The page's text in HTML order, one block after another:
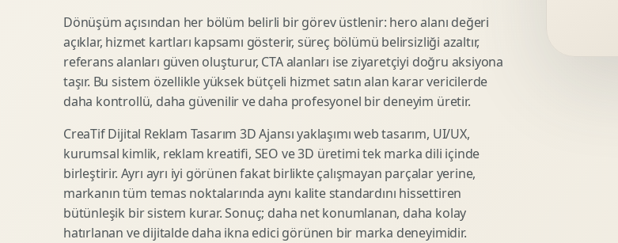
Shopify Tasarim
Woocommerce Tasarim
Eticaret UX Optimizasyonu
Urun Sayfasi Tasarimi
Sepet Odeme UX
Pazaryeri Marka Magazasi
Eticaret SEO Altyapisi
Lead Generation Landing Page
Reklam Landing Page
Urun Lansman Sayfasi
Ab Test Arayuzu
App Landing Page
Form Optimizasyonu
Sales Page Tasarimi
Display Banner Tasarimi
Video Reklam Kreatifi
Outdoor Reklam Tasarimi
Story Reklam Tasarimi
Statik Reklam Gorseli
Motion Banner Tasarimi
Dönüşüm açısından her bölüm belirli bir görev üstlenir: hero alanı değeri
açıklar, hizmet kartları kapsamı gösterir, süreç bölümü belirsizliği azaltır,
referans alanları güven oluşturur, CTA alanları ise ziyaretçiyi doğru aksiyona
taşır. Bu sistem özellikle yüksek bütçeli hizmet satın alan karar vericilerde
daha kontrollü, daha güvenilir ve daha profesyonel bir deneyim üretir.
CreaTif Dijital Reklam Tasarım 3D Ajansı yaklaşımı web tasarım, UI/UX,
kurumsal kimlik, reklam kreatifi, SEO ve 3D üretimi tek marka dili içinde
birleştirir. Ayrı ayrı iyi görünen fakat birlikte çalışmayan parçalar yerine,
markanın tüm temas noktalarında aynı kalite standardını hissettiren
bütünleşik bir sistem kurar. Sonuç; daha net konumlanan, daha kolay
hatırlanan ve dijitalde daha ikna edici görünen bir marka deneyimidir.